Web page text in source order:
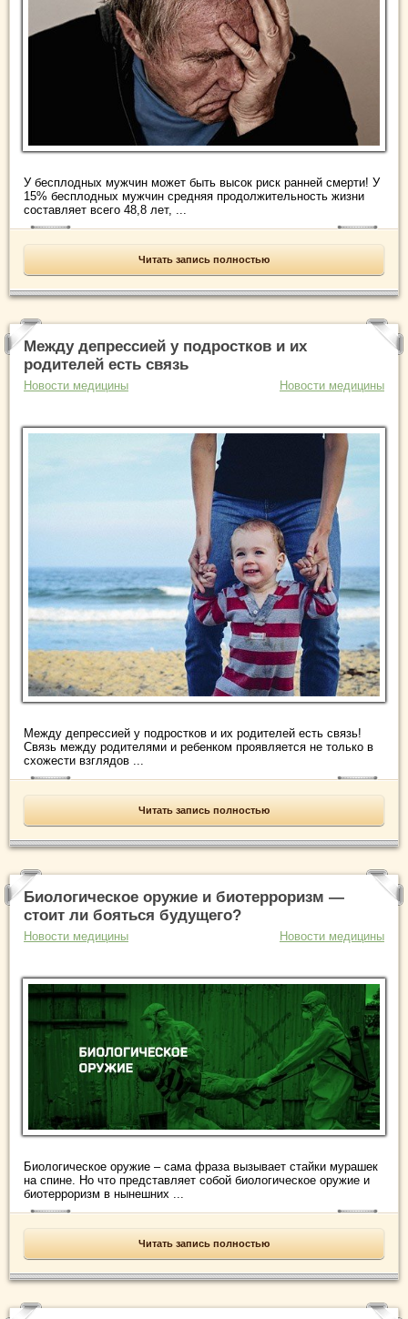
У бесплодных мужчин может быть высок риск ранней смерти! У
15% бесплодных мужчин средняя продолжительность жизни
составляет всего 48,8 лет, ...
Читать запись полностью
Между депрессией у подростков и их
родителей есть связь
Новости медицины Новости медицины
Между депрессией у подростков и их родителей есть связь!
Связь между родителями и ребенком проявляется не только в
схожести взглядов ...
Читать запись полностью
Биологическое оружие и биотерроризм —
стоит ли бояться будущего?
Новости медицины Новости медицины
Биологическое оружие – сама фраза вызывает стайки мурашек
на спине. Но что представляет собой биологическое оружие и
биотерроризм в нынешних ...
Читать запись полностью